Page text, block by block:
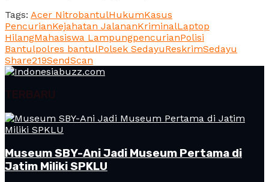
Tags: Acer NitrobantulHukumKasus
PencurianKejahatan JalananKriminalLaptop
HilangMahasiswa LampungpencurianPolisi
Bantulpolres bantulPolsek SedayuReskrimSedayu
Share219SendScan
TERBARU
Museum SBY-Ani Jadi Museum Pertama di
Jatim Miliki SPKLU